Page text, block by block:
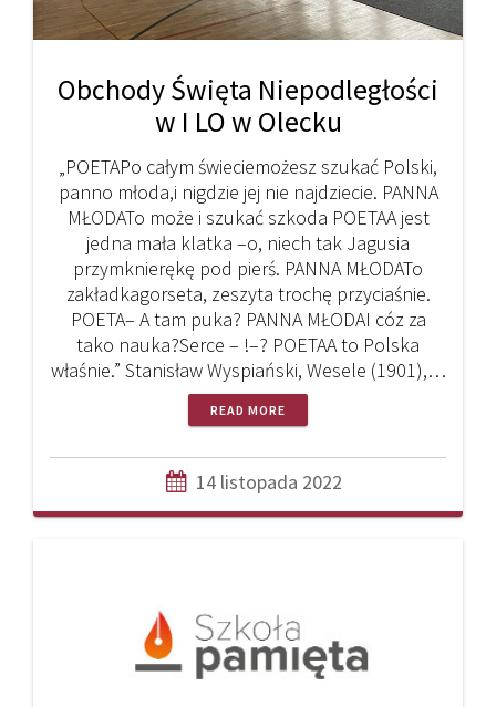
Obchody Święta Niepodległości
w I LO w Olecku
„POETAPo całym świeciemożesz szukać Polski,
panno młoda,i nigdzie jej nie najdziecie. PANNA
MŁODATo może i szukać szkoda POETAA jest
jedna mała klatka –o, niech tak Jagusia
przymknierękę pod pierś. PANNA MŁODATo
zakładkagorseta, zeszyta trochę przyciaśnie.
POETA– A tam puka? PANNA MŁODAI cóz za
tako nauka?Serce – !–? POETAA to Polska
właśnie.” Stanisław Wyspiański, Wesele (1901),…
READ MORE
14 listopada 2022